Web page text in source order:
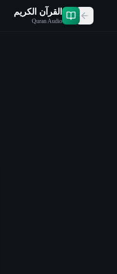
القرآن الكريم
Quran Audio